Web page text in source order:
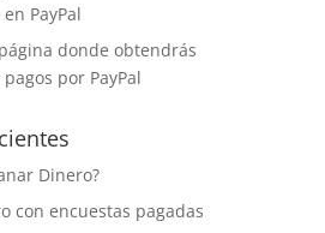
PayPal
donde obtendrás
por PayPal
Dinero?
con encuestas pagadas